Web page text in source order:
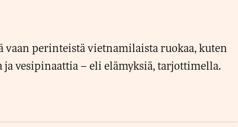
vaan perinteistä vietnamilaista ruokaa, kuten
vesipinaattia – eli elämyksiä, tarjottimella.